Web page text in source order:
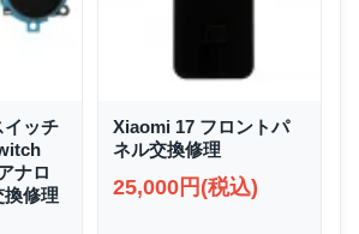
イッチ
ナロ
換修理
Xiaomi 17 フロントパ
ネル交換修理
25,000円(税込)